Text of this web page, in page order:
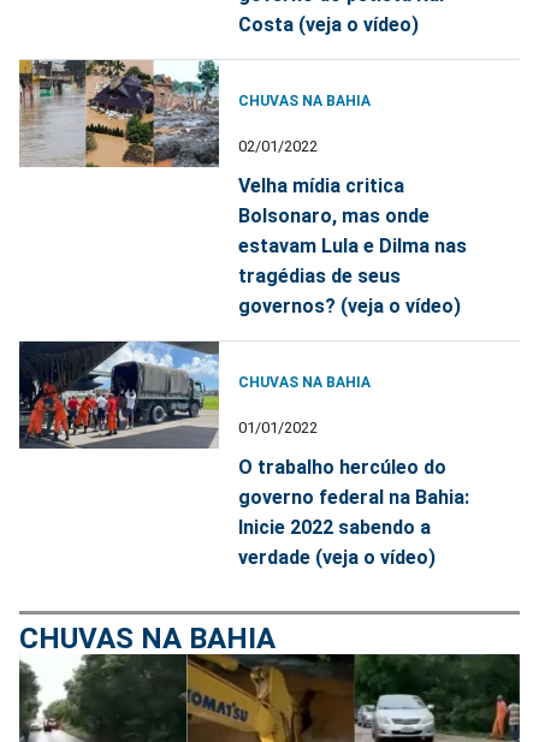
Costa (veja o vídeo)
CHUVAS NA BAHIA
02/01/2022
Velha mídia critica
Bolsonaro, mas onde
estavam Lula e Dilma nas
tragédias de seus
governos? (veja o vídeo)
CHUVAS NA BAHIA
01/01/2022
O trabalho hercúleo do
governo federal na Bahia:
Inicie 2022 sabendo a
verdade (veja o vídeo)
CHUVAS NA BAHIA